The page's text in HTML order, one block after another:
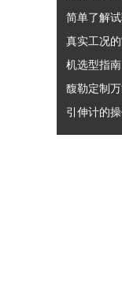
简单了解
真实工况
机选型指南
馥勒定制
引伸计的